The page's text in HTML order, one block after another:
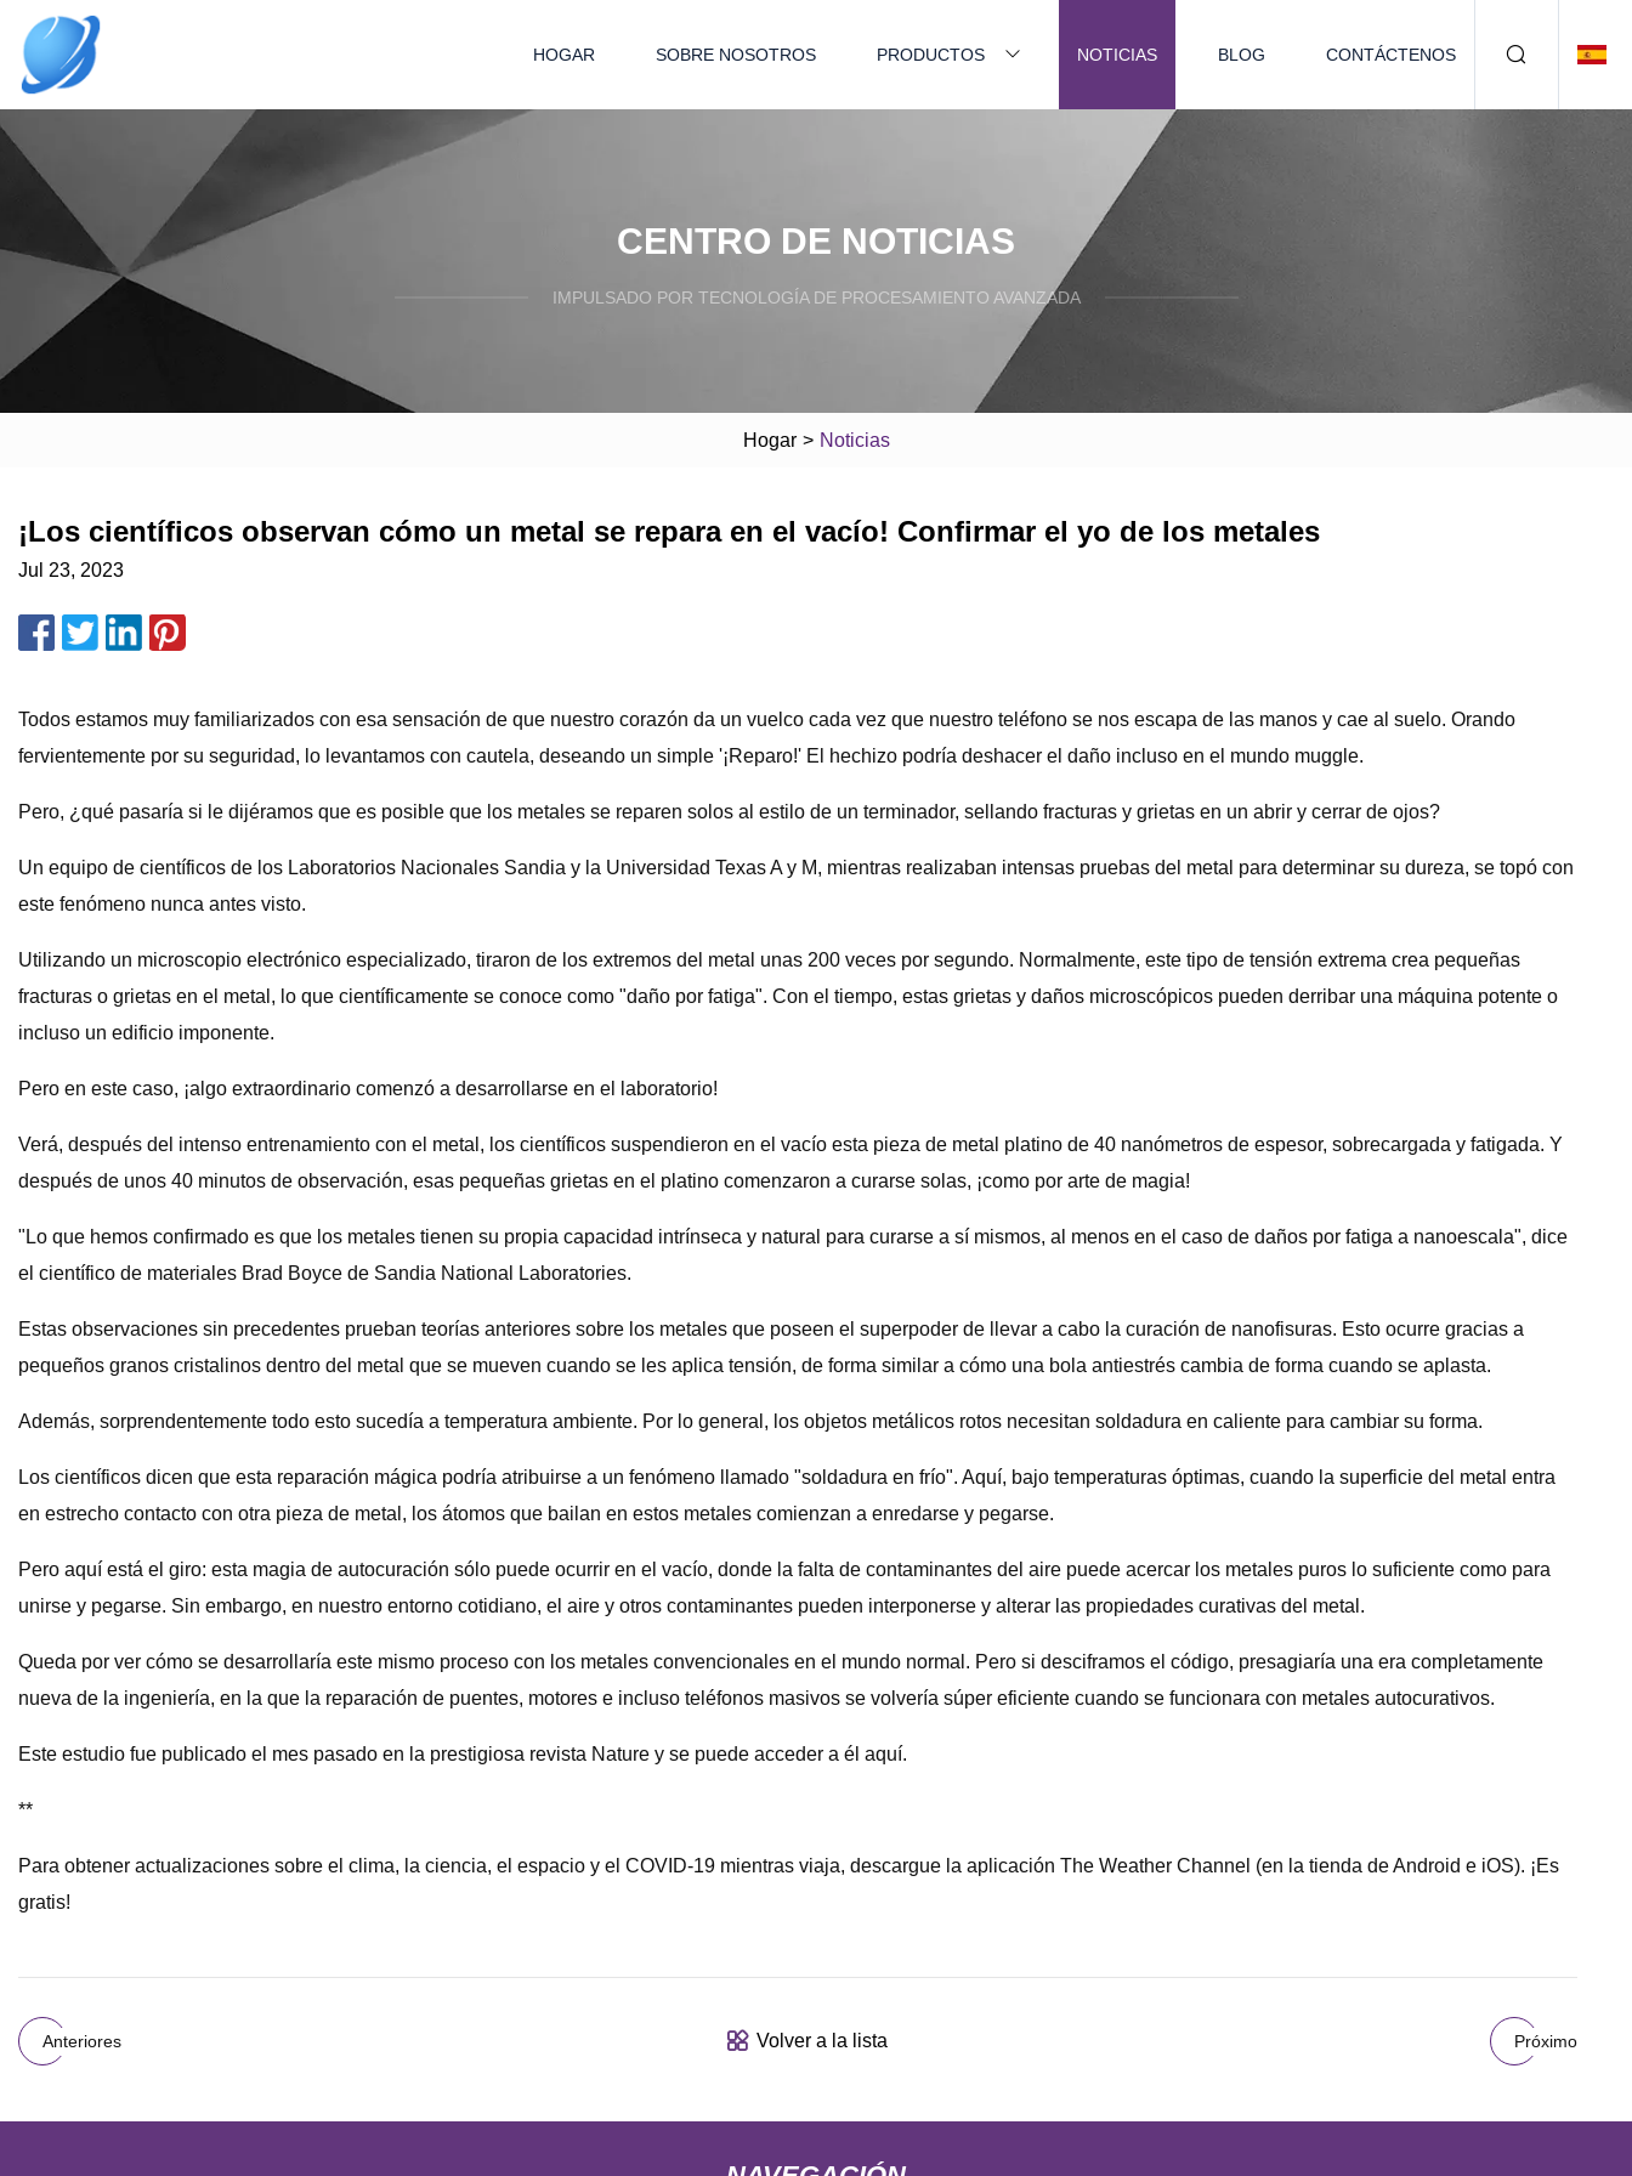
HOGAR SOBRE NOSOTROS PRODUCTOS NOTICIAS BLOG CONTÁCTENOS
CENTRO DE NOTICIAS
IMPULSADO POR TECNOLOGÍA DE PROCESAMIENTO AVANZADA
Hogar > Noticias
¡Los científicos observan cómo un metal se repara en el vacío! Confirmar el yo de los metales
Jul 23, 2023
Todos estamos muy familiarizados con esa sensación de que nuestro corazón da un vuelco cada vez que nuestro teléfono se nos escapa de las manos y cae al suelo. Orando
fervientemente por su seguridad, lo levantamos con cautela, deseando un simple '¡Reparo!' El hechizo podría deshacer el daño incluso en el mundo muggle.
Pero, ¿qué pasaría si le dijéramos que es posible que los metales se reparen solos al estilo de un terminador, sellando fracturas y grietas en un abrir y cerrar de ojos?
Un equipo de científicos de los Laboratorios Nacionales Sandia y la Universidad Texas A y M, mientras realizaban intensas pruebas del metal para determinar su dureza, se topó con
este fenómeno nunca antes visto.
Utilizando un microscopio electrónico especializado, tiraron de los extremos del metal unas 200 veces por segundo. Normalmente, este tipo de tensión extrema crea pequeñas
fracturas o grietas en el metal, lo que científicamente se conoce como "daño por fatiga". Con el tiempo, estas grietas y daños microscópicos pueden derribar una máquina potente o
incluso un edificio imponente.
Pero en este caso, ¡algo extraordinario comenzó a desarrollarse en el laboratorio!
Verá, después del intenso entrenamiento con el metal, los científicos suspendieron en el vacío esta pieza de metal platino de 40 nanómetros de espesor, sobrecargada y fatigada. Y
después de unos 40 minutos de observación, esas pequeñas grietas en el platino comenzaron a curarse solas, ¡como por arte de magia!
"Lo que hemos confirmado es que los metales tienen su propia capacidad intrínseca y natural para curarse a sí mismos, al menos en el caso de daños por fatiga a nanoescala", dice
el científico de materiales Brad Boyce de Sandia National Laboratories.
Estas observaciones sin precedentes prueban teorías anteriores sobre los metales que poseen el superpoder de llevar a cabo la curación de nanofisuras. Esto ocurre gracias a
pequeños granos cristalinos dentro del metal que se mueven cuando se les aplica tensión, de forma similar a cómo una bola antiestrés cambia de forma cuando se aplasta.
Además, sorprendentemente todo esto sucedía a temperatura ambiente. Por lo general, los objetos metálicos rotos necesitan soldadura en caliente para cambiar su forma.
Los científicos dicen que esta reparación mágica podría atribuirse a un fenómeno llamado "soldadura en frío". Aquí, bajo temperaturas óptimas, cuando la superficie del metal entra
en estrecho contacto con otra pieza de metal, los átomos que bailan en estos metales comienzan a enredarse y pegarse.
Pero aquí está el giro: esta magia de autocuración sólo puede ocurrir en el vacío, donde la falta de contaminantes del aire puede acercar los metales puros lo suficiente como para
unirse y pegarse. Sin embargo, en nuestro entorno cotidiano, el aire y otros contaminantes pueden interponerse y alterar las propiedades curativas del metal.
Queda por ver cómo se desarrollaría este mismo proceso con los metales convencionales en el mundo normal. Pero si desciframos el código, presagiaría una era completamente
nueva de la ingeniería, en la que la reparación de puentes, motores e incluso teléfonos masivos se volvería súper eficiente cuando se funcionara con metales autocurativos.
Este estudio fue publicado el mes pasado en la prestigiosa revista Nature y se puede acceder a él aquí.
**
Para obtener actualizaciones sobre el clima, la ciencia, el espacio y el COVID-19 mientras viaja, descargue la aplicación The Weather Channel (en la tienda de Android e iOS). ¡Es
gratis!
Anteriores Volver a la lista Próximo